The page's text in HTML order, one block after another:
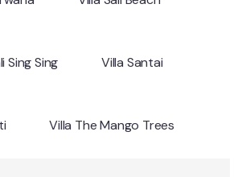
Sing Sing Villa Santai
Villa The Mango Trees